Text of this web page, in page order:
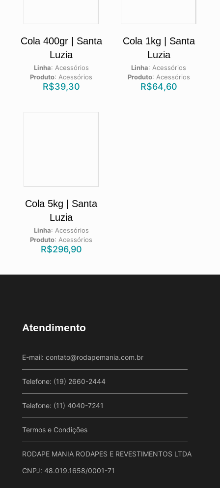
Cola 400gr | Santa
Luzia
Linha: Acessórios
Produto:Acessórios
R$39,30
Cola 1kg | Santa
Luzia
Linha:Acessórios
Produto: Acessórios
R$64,60
Cola 5kg | Santa
Luzia
Linha: Acessórios
Produto:Acessórios
R$296,90
Atendimento
E-mail: contato@rodapemania.com.br
Telefone: (19) 2660-2444
Telefone: (11) 4040-7241
Termos e Condições
RODAPE MANIA RODAPES E REVESTIMENTOS LTDA
CNPJ: 48.019.1658/0001-71